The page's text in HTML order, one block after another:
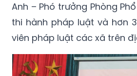
Anh – Phó trưởng Phòng
thi hành pháp luật và hơn
viên pháp luật các xã trên